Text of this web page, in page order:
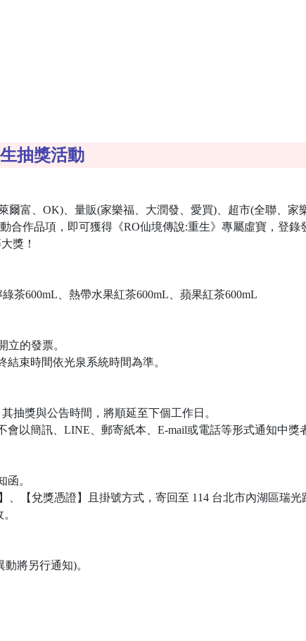
抽獎活動
爾富、OK)、量販(家樂福、大潤發、愛買)、超市(全聯、家
合作品項，即可獲得《RO仙境傳說:重生》專屬虛寶，登錄
獎！
茶600mL、熱帶水果紅茶600mL、蘋果紅茶600mL
立的發票。
結束時間依光泉系統時間為準。
抽獎與公告時間，將順延至下個工作日。
以簡訊、LINE、郵寄紙本、E-mail或電話等形式通知中獎
函。
、【兌獎憑證】且掛號方式，寄回至 114 台北市內湖區瑞光
將另行通知)。